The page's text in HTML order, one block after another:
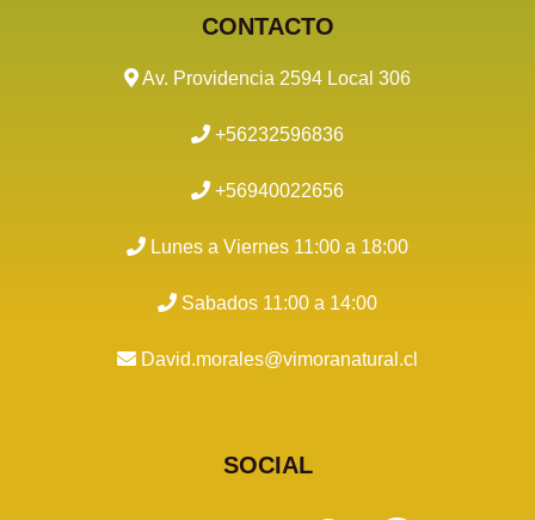
CONTACTO
Av. Providencia 2594 Local 306
+56232596836
+56940022656
Lunes a Viernes 11:00 a 18:00
Sabados 11:00 a 14:00
David.morales@vimoranatural.cl
SOCIAL